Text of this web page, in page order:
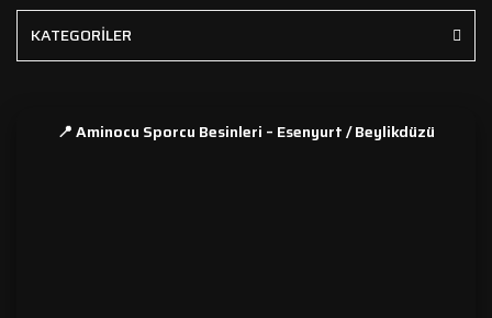
KATEGORİLER
📍 Aminocu Sporcu Besinleri – Esenyurt / Beylikdüzü